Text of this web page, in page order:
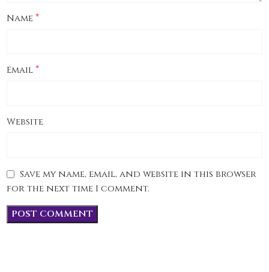
Name*
Email*
Website
Save my name, email, and website in this browser
for the next time I comment.